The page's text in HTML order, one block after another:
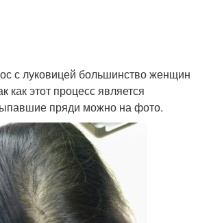
с луковицей большинство женщин
как этот процесс является
пряди можно на фото.